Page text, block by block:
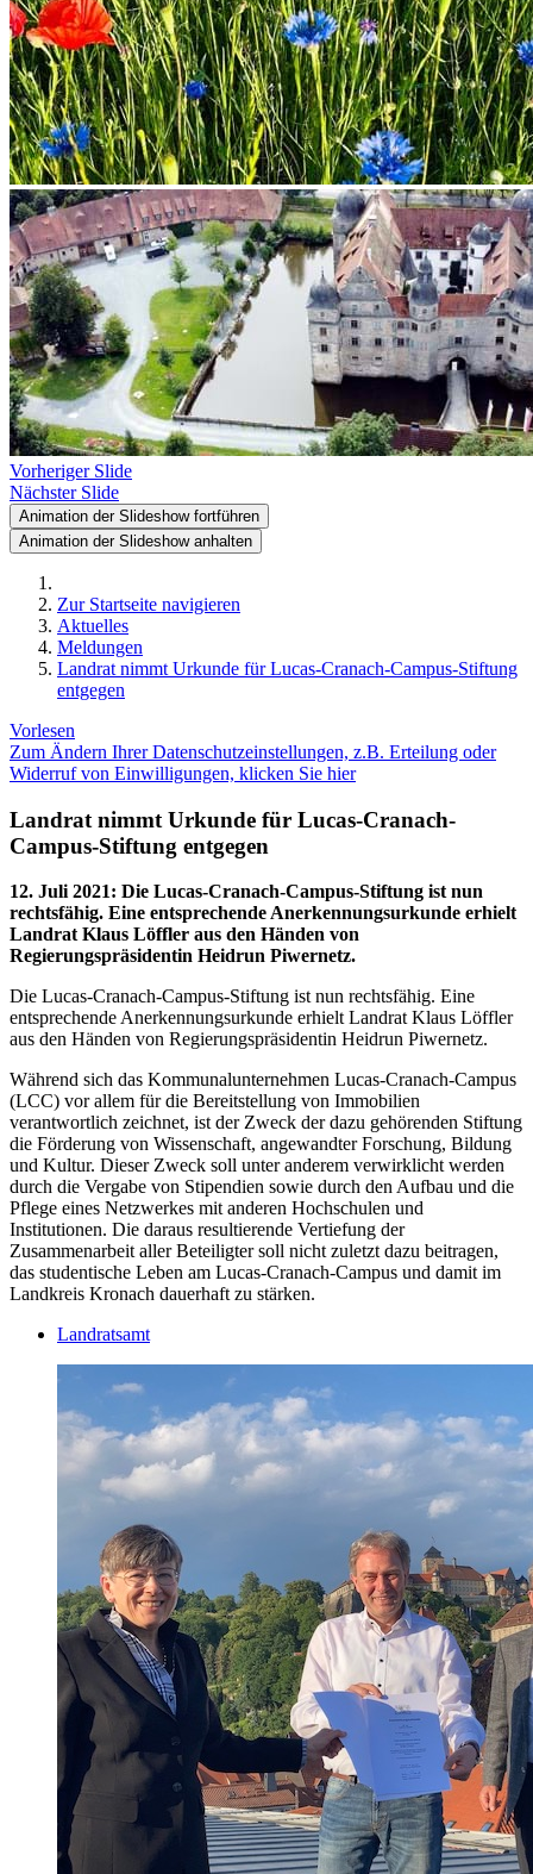
Vorheriger Slide
Nächster Slide
Animation der Slideshow fortführen
Animation der Slideshow anhalten
Zur Startseite navigieren
Aktuelles
Meldungen
Landrat nimmt Urkunde für Lucas-Cranach-Campus-Stiftung
entgegen
Vorlesen
Zum Ändern Ihrer Datenschutzeinstellungen, z.B. Erteilung oder
Widerruf von Einwilligungen, klicken Sie hier
Landrat nimmt Urkunde für Lucas-Cranach-
Campus-Stiftung entgegen
12. Juli 2021: Die Lucas-Cranach-Campus-Stiftung ist nun
rechtsfähig. Eine entsprechende Anerkennungsurkunde erhielt
Landrat Klaus Löffler aus den Händen von
Regierungspräsidentin Heidrun Piwernetz.
Die Lucas-Cranach-Campus-Stiftung ist nun rechtsfähig. Eine
entsprechende Anerkennungsurkunde erhielt Landrat Klaus Löffler
aus den Händen von Regierungspräsidentin Heidrun Piwernetz.
Während sich das Kommunalunternehmen Lucas-Cranach-Campus
(LCC) vor allem für die Bereitstellung von Immobilien
verantwortlich zeichnet, ist der Zweck der dazu gehörenden Stiftung
die Förderung von Wissenschaft, angewandter Forschung, Bildung
und Kultur. Dieser Zweck soll unter anderem verwirklicht werden
durch die Vergabe von Stipendien sowie durch den Aufbau und die
Pflege eines Netzwerkes mit anderen Hochschulen und
Institutionen. Die daraus resultierende Vertiefung der
Zusammenarbeit aller Beteiligter soll nicht zuletzt dazu beitragen,
das studentische Leben am Lucas-Cranach-Campus und damit im
Landkreis Kronach dauerhaft zu stärken.
Landratsamt